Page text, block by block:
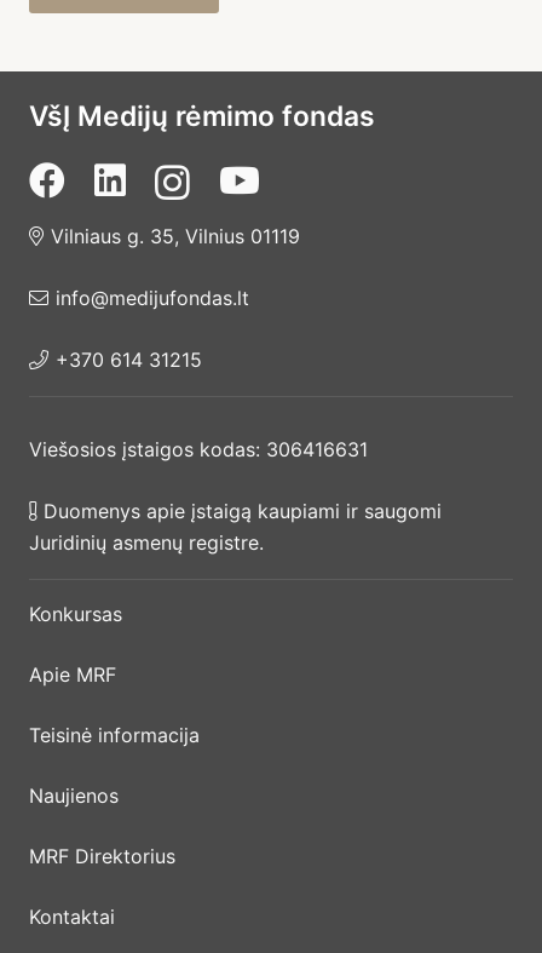
VšĮ Medijų rėmimo fondas
Vilniaus g. 35, Vilnius 01119
info@medijufondas.lt
+370 614 31215
Viešosios įstaigos kodas: 306416631
Duomenys apie įstaigą kaupiami ir saugomi
Juridinių asmenų registre.
Konkursas
Apie MRF
Teisinė informacija
Naujienos
MRF Direktorius
Kontaktai